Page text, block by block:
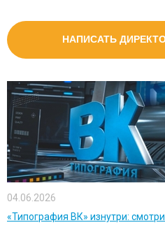
НАПИСАТЬ
04.06.2026
«Типография ВК» изнутри: